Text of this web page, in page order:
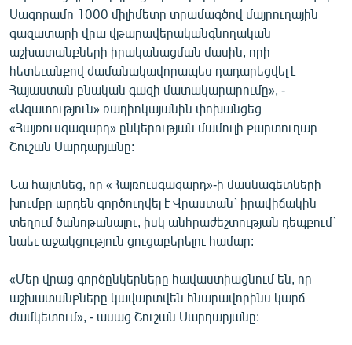
Հայերեն
English
Русский
ՀԵՏԵՎԵՔ ՄԵԶ
«Ազատության» բոլոր կայքերը
Սագորամո 1000 միլիմետր տրամագծով մայրուղային
գազատարի վրա վթարավերականգնողական
աշխատանքների իրականացման մասին, որի
հետեւանքով ժամանակավորապես դադարեցվել է
Հայաստան բնական գազի մատակարարումը», -
«Ազատություն» ռադիոկայանին փոխանցեց
«Հայռուսգազարդ» ընկերության մամուլի քարտուղար
Շուշան Սարդարյանը:
Նա հայտնեց, որ «Հայռուսգազարդ»-ի մասնագետների
խումբը արդեն գործուղվել է Վրաստան` իրավիճակին
տեղում ծանոթանալու, իսկ անհրաժեշտության դեպքում`
նաեւ աջակցություն ցուցաբերելու համար:
«Մեր վրաց գործընկերները հավաստիացնում են, որ
աշխատանքները կավարտվեն հնարավորինս կարճ
ժամկետում», - ասաց Շուշան Սարդարյանը: